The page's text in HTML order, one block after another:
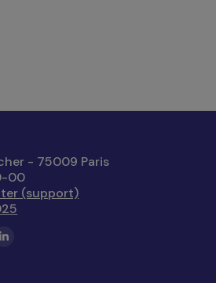
- 75009 Paris
00
(support)
:
La